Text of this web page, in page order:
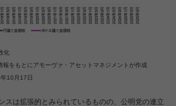
化
報をもとにアモーヴァ・アセットマネジメントが作成
10月17日
スは拡張的とみられているものの、公明党の連立